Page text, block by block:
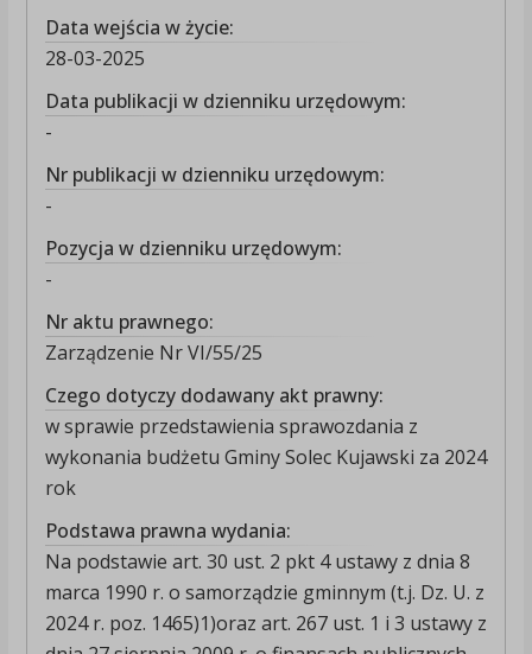
Data wejścia w życie:
28-03-2025
Data publikacji w dzienniku urzędowym:
-
Nr publikacji w dzienniku urzędowym:
-
Pozycja w dzienniku urzędowym:
-
Nr aktu prawnego:
Zarządzenie Nr VI/55/25
Czego dotyczy dodawany akt prawny:
w sprawie przedstawienia sprawozdania z
wykonania budżetu Gminy Solec Kujawski za 2024
rok
Podstawa prawna wydania:
Na podstawie art. 30 ust. 2 pkt 4 ustawy z dnia 8
marca 1990 r. o samorządzie gminnym (t.j. Dz. U. z
2024 r. poz. 1465)1)oraz art. 267 ust. 1 i 3 ustawy z